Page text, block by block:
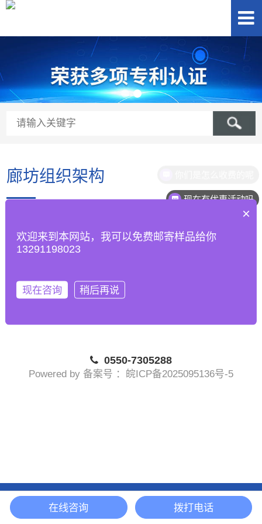
廊坊组织架构
化产品，完善相关配套服务，推动电子行业的发展，希望能得到广大
焊锡球，锡锌丝，喷金丝，无铅焊锡条,无铅锡条,锡条,焊锡条,焊锡,
0550-7305288
Powered by 备案号 ：皖ICP备2025095136号-5
网站首页 产品展示 新闻中心 联系我们
现在有优惠活动吗
×
欢迎来到本网站，我可以免费邮寄样品给你
13291198023
现在咨询 稍后再说
在线咨询 拨打电话